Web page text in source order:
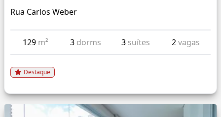
Rua Carlos Weber
129 m² 3 dorms 3 suítes 2vagas
Destaque